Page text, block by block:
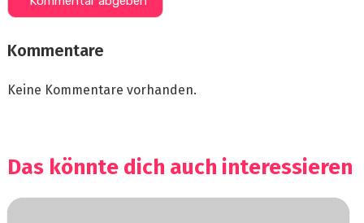
Kommentare
Keine Kommentare vorhanden.
Das könnte dich auch interessieren